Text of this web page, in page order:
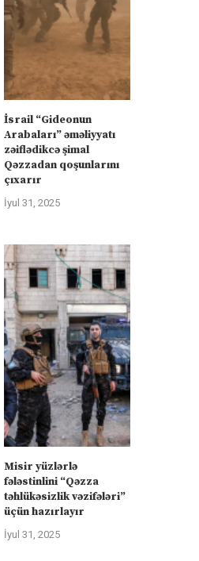
Suriyalı və israilli nazirlər
axşamı Bakıda görüşəcək
İyul 31, 2025
İsrail “Gideonun
Arabaları” əməliyyatı
zəiflədikcə şimal
Qəzzadan qoşunlarını
çıxarır
İyul 31, 2025
Misir yüzlərlə
fələstinlini “Qəzza
təhlükəsizlik vəzifələri”
üçün hazırlayır
İyul 31, 2025